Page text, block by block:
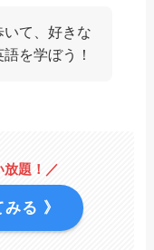
て、好きな
を学ぼう！
放題！／
る 》